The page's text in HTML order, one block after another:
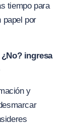
tiempo para
papel por
ingresa
y